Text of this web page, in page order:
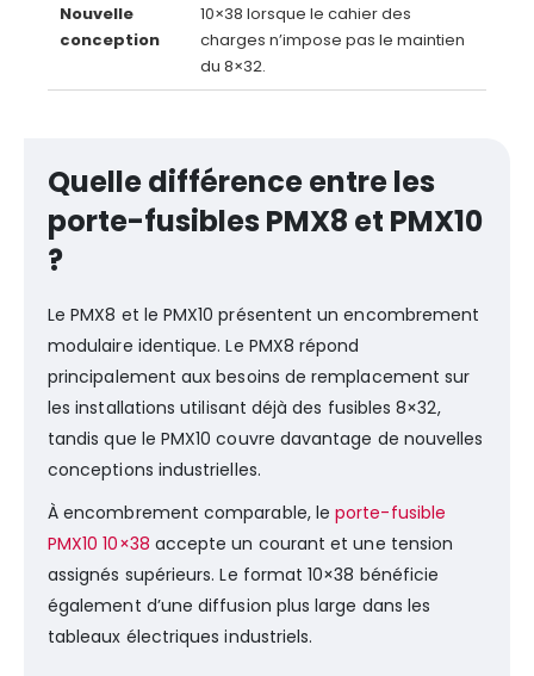
Nouvelle
conception
10×38 lorsque le cahier des
charges n’impose pas le maintien
du 8×32.
Quelle différence entre les
porte-fusibles PMX8 et PMX10
?
Le PMX8 et le PMX10 présentent un encombrement
modulaire identique. Le PMX8 répond
principalement aux besoins de remplacement sur
les installations utilisant déjà des fusibles 8×32,
tandis que le PMX10 couvre davantage de nouvelles
conceptions industrielles.
À encombrement comparable, leporte-fusible
PMX10 10×38 accepte un courant et une tension
assignés supérieurs. Le format 10×38 bénéficie
également d’une diffusion plus large dans les
tableaux électriques industriels.